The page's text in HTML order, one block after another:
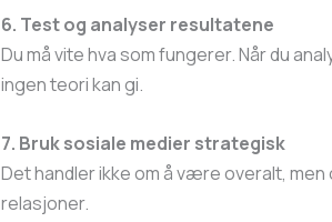
6. Test og analyser resultatene
Du må vite hva som fungerer. Når du
ingen teori kan gi.
7. Bruk sosiale medier strategisk
Det handler ikke om å være overalt,
relasjoner.